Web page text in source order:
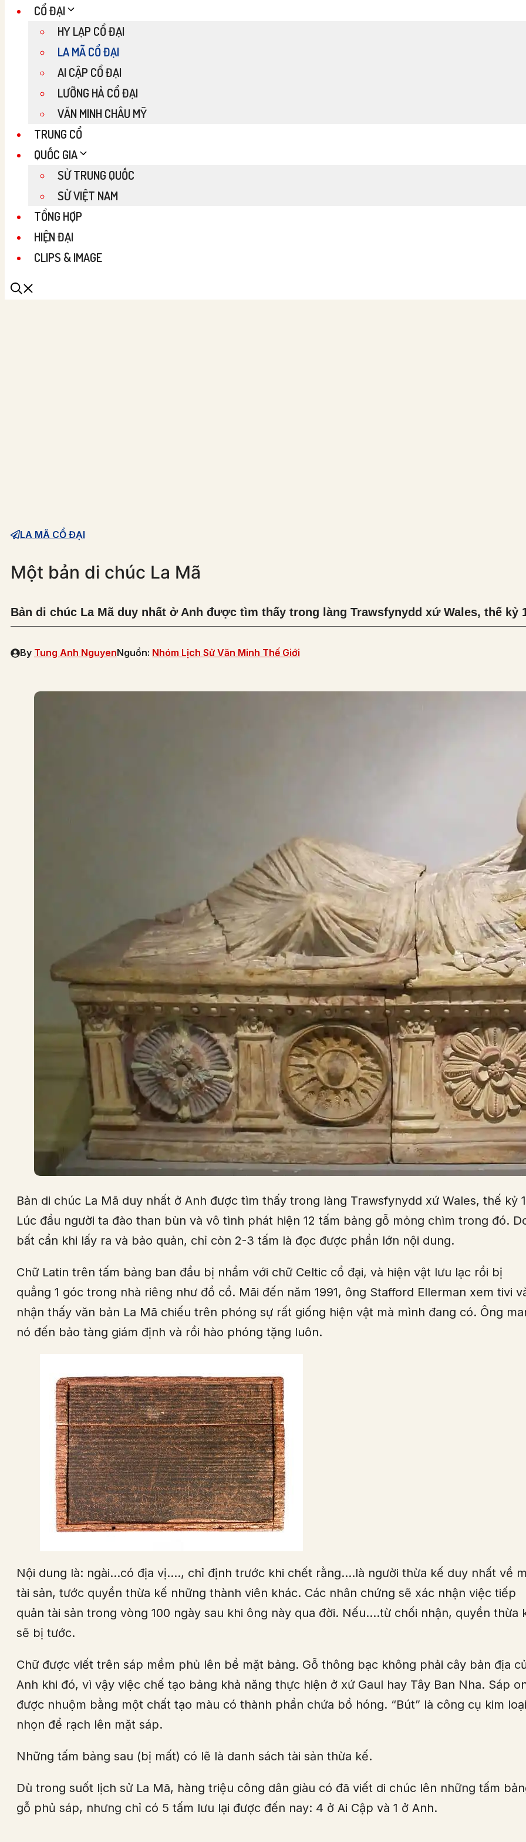
CỔ ĐẠI
HY LẠP CỔ ĐẠI
LA MÃ CỔ ĐẠI
AI CẬP CỔ ĐẠI
LƯỠNG HÀ CỔ ĐẠI
VĂN MINH CHÂU MỸ
TRUNG CỔ
QUỐC GIA
SỬ TRUNG QUỐC
SỬ VIỆT NAM
TỔNG HỢP
HIỆN ĐẠI
CLIPS & IMAGE
LA MÃ CỔ ĐẠI
Một bản di chúc La Mã
Bản di chúc La Mã duy nhất ở Anh được tìm thấy trong làng Trawsfynydd xứ Wales, thế kỷ
By Tung Anh NguyenNguồn: Nhóm Lịch Sử Văn Minh Thế Giới
Bản di chúc La Mã duy nhất ở Anh được tìm thấy trong làng Trawsfynydd xứ Wales, thế kỷ
Lúc đầu người ta đào than bùn và vô tình phát hiện 12 tấm bảng gỗ mỏng chìm trong đó.
bất cẩn khi lấy ra và bảo quản, chỉ còn 2-3 tấm là đọc được phần lớn nội dung.
Chữ Latin trên tấm bảng ban đầu bị nhầm với chữ Celtic cổ đại, và hiện vật lưu lạc rồi bị
quẳng 1 góc trong nhà riêng như đồ cổ. Mãi đến năm 1991, ông Stafford Ellerman xem tivi
nhận thấy văn bản La Mã chiếu trên phóng sự rất giống hiện vật mà mình đang có. Ông
nó đến bảo tàng giám định và rồi hào phóng tặng luôn.
Nội dung là: ngài…có địa vị…., chỉ định trước khi chết rằng….là người thừa kế duy nhất về
tài sản, tước quyền thừa kế những thành viên khác. Các nhân chứng sẽ xác nhận việc tiếp
quản tài sản trong vòng 100 ngày sau khi ông này qua đời. Nếu….từ chối nhận, quyền thừa
sẽ bị tước.
Chữ được viết trên sáp mềm phủ lên bề mặt bảng. Gỗ thông bạc không phải cây bản địa
Anh khi đó, vì vậy việc chế tạo bảng khả năng thực hiện ở xứ Gaul hay Tây Ban Nha. Sáp
được nhuộm bằng một chất tạo màu có thành phần chứa bồ hóng. “Bút” là công cụ kim loại
nhọn để rạch lên mặt sáp.
Những tấm bảng sau (bị mất) có lẽ là danh sách tài sản thừa kế.
Dù trong suốt lịch sử La Mã, hàng triệu công dân giàu có đã viết di chúc lên những tấm
gỗ phủ sáp, nhưng chỉ có 5 tấm lưu lại được đến nay: 4 ở Ai Cập và 1 ở Anh.